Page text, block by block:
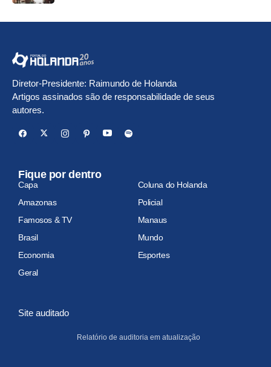
Diretor-Presidente: Raimundo de Holanda
Artigos assinados são de responsabilidade de seus
autores.
Fique por dentro
Capa
Coluna do Holanda
Amazonas
Policial
Famosos & TV
Manaus
Brasil
Mundo
Economia
Esportes
Geral
Site auditado
Relatório de auditoria em atualização